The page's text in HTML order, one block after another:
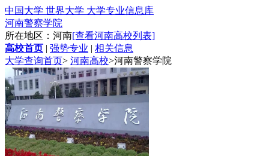
中国大学 世界大学 大学专业信息库
河南警察学院
所在地区：河南[查看河南高校列表]
高校首页 | 强势专业 | 相关信息
大学查询首页> 河南高校>河南警察学院